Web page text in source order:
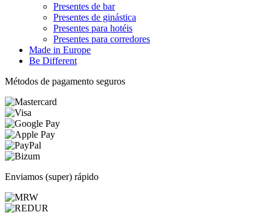
Presentes de bar
Presentes de ginástica
Presentes para hotéis
Presentes para corredores
Made in Europe
Be Different
Métodos de pagamento seguros
Enviamos (super) rápido